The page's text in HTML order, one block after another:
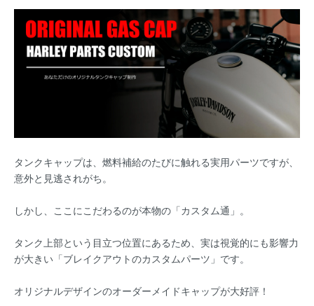
タンクキャップは、燃料補給のたびに触れる実用パーツですが、
意外と見逃されがち。
しかし、ここにこだわるのが本物の「カスタム通」。
タンク上部という目立つ位置にあるため、実は視覚的にも影響力
が大きい「ブレイクアウトのカスタムパーツ」です。
オリジナルデザインのオーダーメイドキャップが大好評！